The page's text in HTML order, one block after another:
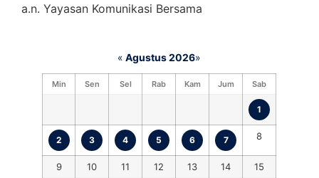
a.n. Yayasan Komunikasi Bersama
« Agustus 2026»
Min Sen Sel Rab Kam Jum Sab
1
2 3 4 5 6 7 8
9 10 11 12 13 14
15